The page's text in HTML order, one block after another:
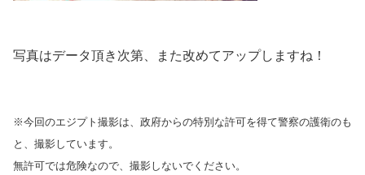
写真はデータ頂き次第、また改めてアップしますね！
※今回のエジプト撮影は、 政府からの特別な許可を得て警察の護衛のも
と、撮影しています。
無許可では危険なので、撮影しないでください。